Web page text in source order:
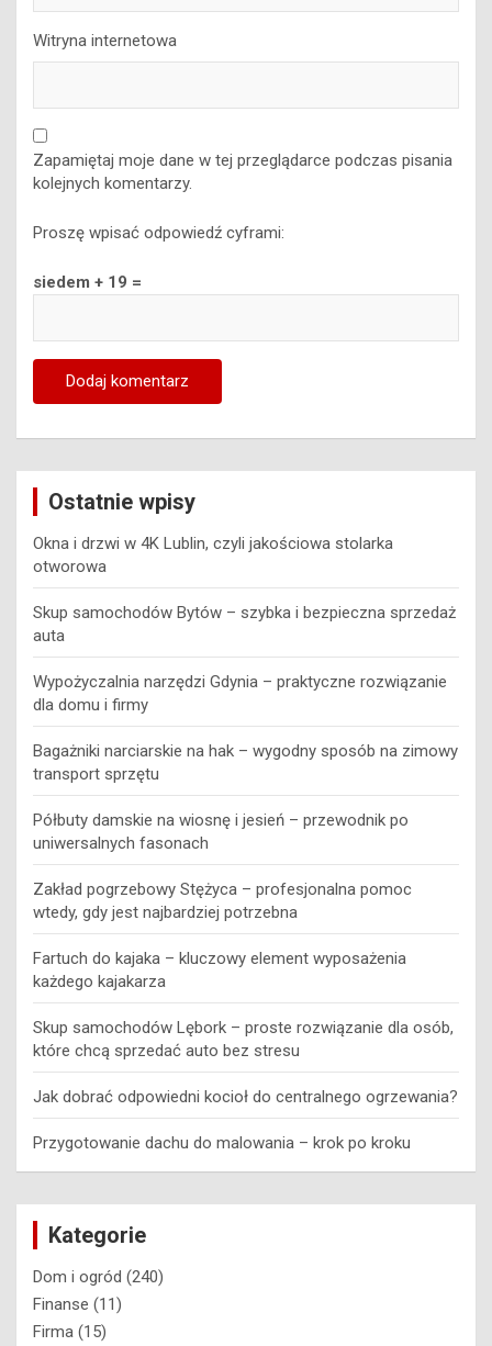
Witryna internetowa
Zapamiętaj moje dane w tej przeglądarce podczas pisania
kolejnych komentarzy.
Proszę wpisać odpowiedź cyframi:
siedem + 19 =
Ostatnie wpisy
Okna i drzwi w 4K Lublin, czyli jakościowa stolarka
otworowa
Skup samochodów Bytów – szybka i bezpieczna sprzedaż
auta
Wypożyczalnia narzędzi Gdynia – praktyczne rozwiązanie
dla domu i firmy
Bagażniki narciarskie na hak – wygodny sposób na zimowy
transport sprzętu
Półbuty damskie na wiosnę i jesień – przewodnik po
uniwersalnych fasonach
Zakład pogrzebowy Stężyca – profesjonalna pomoc
wtedy, gdy jest najbardziej potrzebna
Fartuch do kajaka – kluczowy element wyposażenia
każdego kajakarza
Skup samochodów Lębork – proste rozwiązanie dla osób,
które chcą sprzedać auto bez stresu
Jak dobrać odpowiedni kocioł do centralnego ogrzewania?
Przygotowanie dachu do malowania – krok po kroku
Kategorie
Dom i ogród (240)
Finanse (11)
Firma (15)